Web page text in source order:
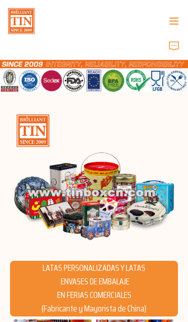
LATAS PERSONALIZADAS Y LATAS
ENVASES DE EMBALAJE
EN FERIAS COMERCIALES
(Fabricante y Mayorista de China)
Empresa
Servicios al cliente
Ferias comerciales 2026
Certificados
Sostenibilidad
Productos